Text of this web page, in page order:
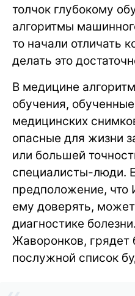
толчок глубокому
алгоритмы
то начали отличать
делать это
В медицине
обучения,
медицинских
опасные для жизни
или большей
специалисты-люди.
предположение,
ему доверять,
диагностике
Жаворонков,
послужной список